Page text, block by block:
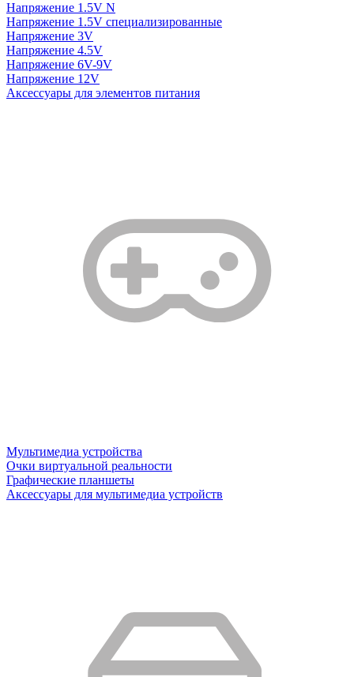
Напряжение 1.5V N
Напряжение 1.5V специализированные
Напряжение 3V
Напряжение 4.5V
Напряжение 6V-9V
Напряжение 12V
Аксессуары для элементов питания
Мультимедиа устройства
Очки виртуальной реальности
Графические планшеты
Аксессуары для мультимедиа устройств